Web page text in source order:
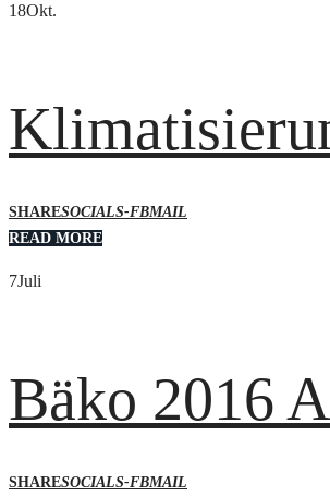
18Okt.
SHARESOCIALS-FBMAIL
READ MORE
7Juli
Bäko 2016
SHARESOCIALS-FBMAIL